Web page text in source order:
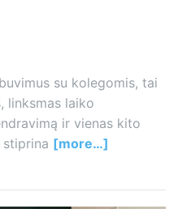
su kolegomis, tai
linksmas laiko
ir vienas kito
[more…]